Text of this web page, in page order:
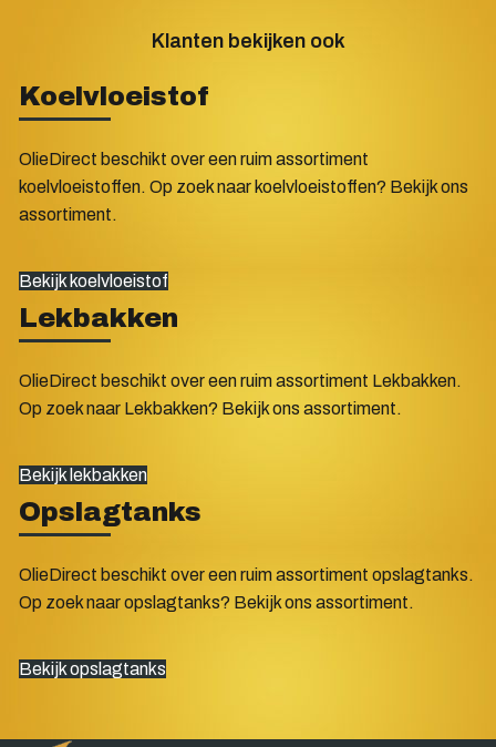
Klanten bekijken ook
Koelvloeistof
OlieDirect beschikt over een ruim assortiment
koelvloeistoffen. Op zoek naar koelvloeistoffen? Bekijk ons
assortiment.
Bekijk koelvloeistof
Lekbakken
OlieDirect beschikt over een ruim assortiment Lekbakken.
Op zoek naar Lekbakken? Bekijk ons assortiment.
Bekijk lekbakken
Opslagtanks
OlieDirect beschikt over een ruim assortiment opslagtanks.
Op zoek naar opslagtanks? Bekijk ons assortiment.
Bekijk opslagtanks